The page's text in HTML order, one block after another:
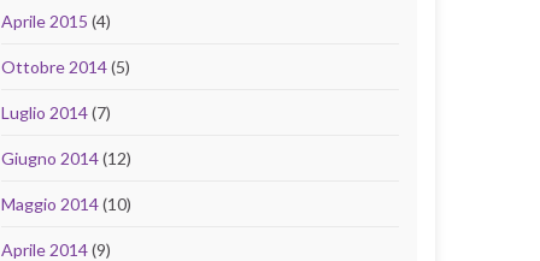
Aprile 2015 (4)
Ottobre 2014(5)
Luglio 2014(7)
Giugno 2014(12)
Maggio 2014(10)
Aprile 2014(9)